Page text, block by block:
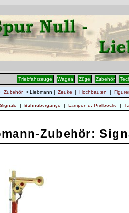
Triebfahrzeuge Wagen Züge Zubehör
Zubehör > Liebmann | Zeuke | Hochbauten |
Signale | Bahnübergänge | Lampen u. Prellböcke |
Zubehör: